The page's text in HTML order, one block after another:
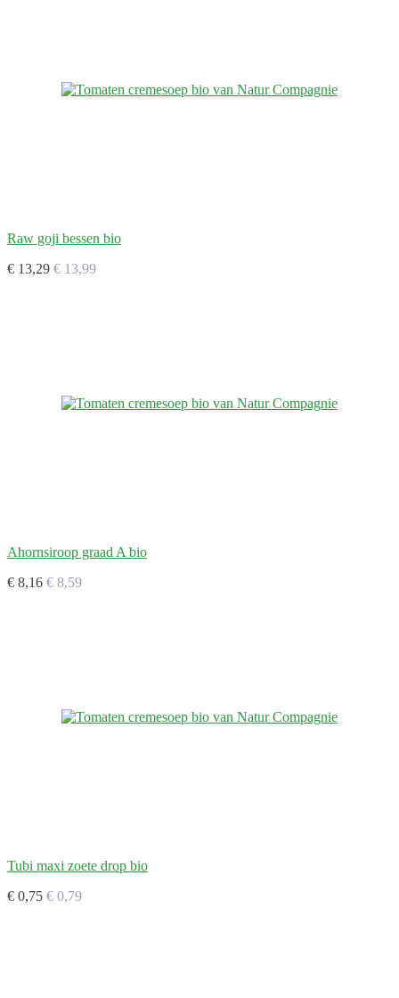
Raw goji bessen bio
€ 13,29 € 13,99
Ahornsiroop graad A bio
€ 8,16 € 8,59
Tubi maxi zoete drop bio
€ 0,75 € 0,79